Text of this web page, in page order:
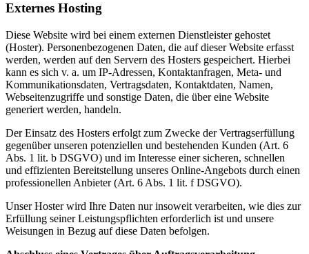
Externes Hosting
Diese Website wird bei einem externen Dienstleister gehostet
(Hoster). Personenbezogenen Daten, die auf dieser Website erfasst
werden, werden auf den Servern des Hosters gespeichert. Hierbei
kann es sich v. a. um IP-Adressen, Kontaktanfragen, Meta- und
Kommunikationsdaten, Vertragsdaten, Kontaktdaten, Namen,
Webseitenzugriffe und sonstige Daten, die über eine Website
generiert werden, handeln.
Der Einsatz des Hosters erfolgt zum Zwecke der Vertragserfüllung
gegenüber unseren potenziellen und bestehenden Kunden (Art. 6
Abs. 1 lit. b DSGVO) und im Interesse einer sicheren, schnellen
und effizienten Bereitstellung unseres Online-Angebots durch einen
professionellen Anbieter (Art. 6 Abs. 1 lit. f DSGVO).
Unser Hoster wird Ihre Daten nur insoweit verarbeiten, wie dies zur
Erfüllung seiner Leistungspflichten erforderlich ist und unsere
Weisungen in Bezug auf diese Daten befolgen.